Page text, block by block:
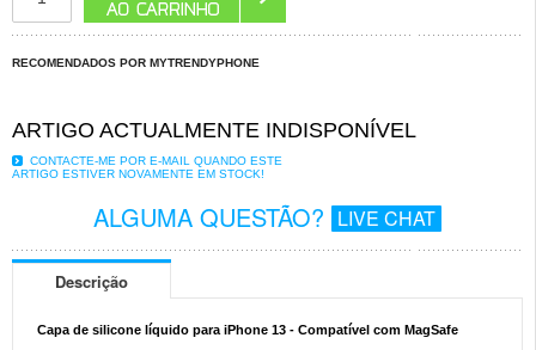
RECOMENDADOS POR MYTRENDYPHONE
ARTIGO ACTUALMENTE INDISPONÍVEL
CONTACTE-ME POR E-MAIL QUANDO ESTE
ARTIGO ESTIVER NOVAMENTE EM STOCK!
ALGUMA QUESTÃO? LIVE CHAT
Descrição
Capa de silicone líquido para iPhone 13 - Compatível com MagSafe